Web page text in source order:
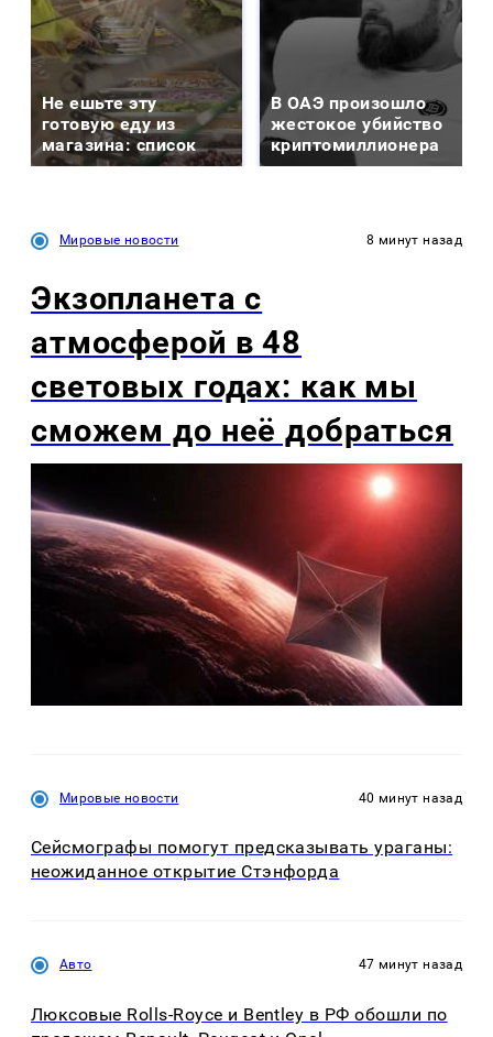
Не ешьте эту
готовую еду из
магазина: список
В ОАЭ произошло
жестокое убийство
криптомиллионера
Мировые новости 8 минут назад
Экзопланета с
атмосферой в 48
световых годах: как мы
сможем до неё добраться
Мировые новости 40 минут назад
Сейсмографы помогут предсказывать ураганы:
неожиданное открытие Стэнфорда
Авто 47 минут назад
Люксовые Rolls-Royce и Bentley в РФ обошли по